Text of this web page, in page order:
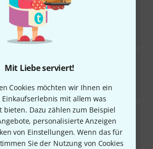
Mit Liebe serviert!
Cookies möchten wir Ihnen ein
mit allem was
bieten. Dazu zählen zum Beispiel
personalisierte Anzeigen
von Einstellungen. Wenn das für
Sie der Nutzung von Cookies
Dust Cover PR:O 210
28
lieferbar
1
Cover L5 MKII 115 XA
lieferbar
€